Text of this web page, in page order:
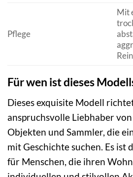
Pflege
Mit
Für wen ist dieses
Dieses exquisite Modell
anspruchsvolle Liebhaber
Objekten und Sammler, die
mit Geschichte suchen. Es ist
für Menschen, die ihren